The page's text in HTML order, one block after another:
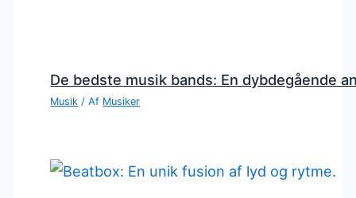
De bedste musik bands: En dybdegående
Musik / Af Musiker